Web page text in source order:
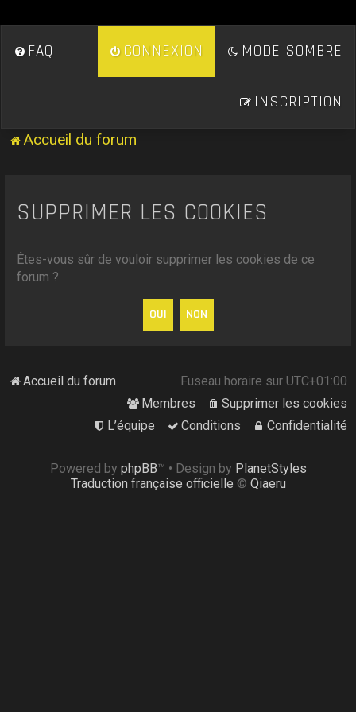
MODE SOMBRE
FAQ CONNEXION
INSCRIPTION
Accueil du forum
SUPPRIMER LES COOKIES
Êtes-vous sûr de vouloir supprimer les cookies de ce
forum ?
Accueil du forum Fuseau horaire sur UTC+01:00
Supprimer les cookies
Membres
Confidentialité
Conditions
L’équipe
Powered by phpBB™ • Design by PlanetStyles
Traduction française officielle © Qiaeru